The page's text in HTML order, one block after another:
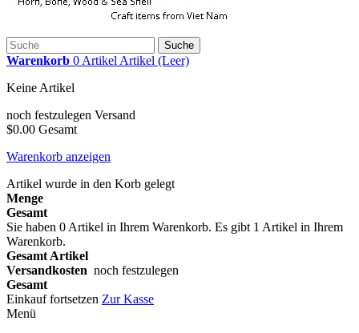
Suche
Warenkorb 0 Artikel Artikel (Leer)
Keine Artikel
noch festzulegen Versand
$0.00 Gesamt
Warenkorb anzeigen
Artikel wurde in den Korb gelegt
Menge
Gesamt
Sie haben 0 Artikel in Ihrem Warenkorb. Es gibt 1 Artikel in Ihrem
Warenkorb.
Gesamt Artikel
Versandkosten noch festzulegen
Gesamt
Einkauf fortsetzen Zur Kasse
Menü